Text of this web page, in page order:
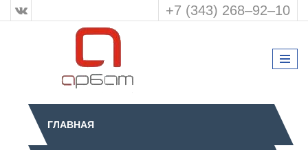
+7 (343) 268‒92‒10
ГЛАВНАЯ